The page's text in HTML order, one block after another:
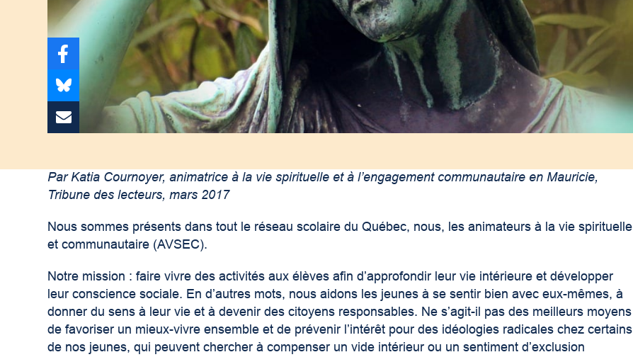
Par Katia Cournoyer, animatrice à la vie spirituelle et à l’engagement communautaire en Mauricie,
Tribune des lecteurs, mars 2017
Nous sommes présents dans tout le réseau scolaire du Québec, nous, les animateurs à la vie spirituelle
et communautaire (AVSEC).
Notre mission : faire vivre des activités aux élèves afin d’approfondir leur vie intérieure et développer
leur conscience sociale. En d’autres mots, nous aidons les jeunes à se sentir bien avec eux-mêmes, à
donner du sens à leur vie et à devenir des citoyens responsables. Ne s’agit-il pas des meilleurs moyens
de favoriser un mieux-vivre ensemble et de prévenir l’intérêt pour des idéologies radicales chez certains
de nos jeunes, qui peuvent chercher à compenser un vide intérieur ou un sentiment d’exclusion